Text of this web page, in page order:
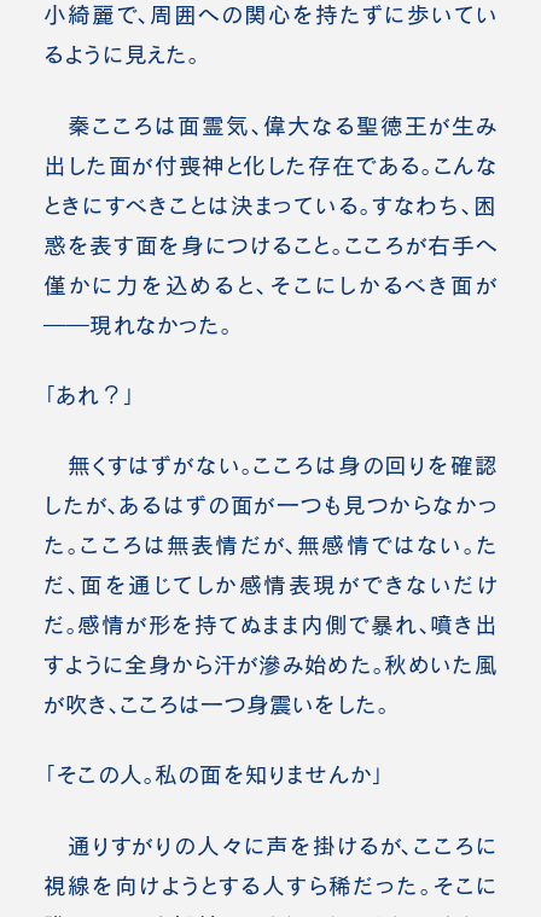
小綺麗で、周囲への関心を持たずに歩いてい
るように見えた。
秦こころは面霊気、偉大なる聖徳王が生み
出した面が付喪神と化した存在である。こんな
ときにすべきことは決まっている。すなわち、困
惑を表す面を身につけること。こころが右手へ
僅かに力を込めると、そこにしかるべき面が
――現れなかった。
「あれ？」
無くすはずがない。こころは身の回りを確認
したが、あるはずの面が一つも見つからなかっ
た。こころは無表情だが、無感情ではない。た
だ、面を通じてしか感情表現ができないだけ
だ。感情が形を持てぬまま内側で暴れ、噴き出
すように全身から汗が滲み始めた。秋めいた風
が吹き、こころは一つ身震いをした。
「そこの人。私の面を知りませんか」
通りすがりの人々に声を掛けるが、こころに
視線を向けようとする人すら稀だった。そこに